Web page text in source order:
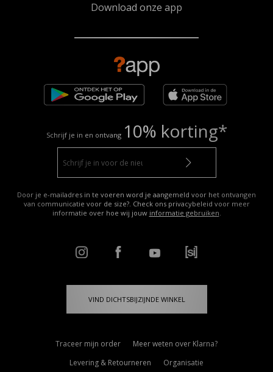
Download onze app
Schrijf je in en ontvang 10% korting*
Door je e-mailadres in te voeren word je aangemeld voor het ontvangen
van communicatie voor de size?. Check ons privacybeleid voor meer
informatie over hoe wij jouw informatie gebruiken.
VIND DICHTSBIJZIJNDE WINKEL
Traceer mijn order
Meer weten over Klarna?
Levering & Retourneren
Organisatie